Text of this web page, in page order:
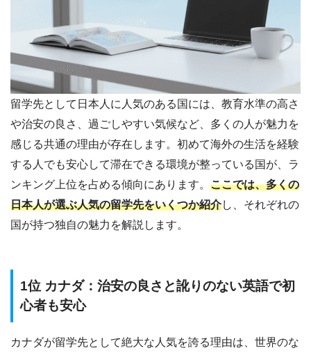
留学先として日本人に人気のある国には、教育水準の高さ
や治安の良さ、過ごしやすい気候など、多くの人が魅力を
感じる共通の理由が存在します。初めて海外の生活を経験
する人でも安心して滞在できる環境が整っている国が、ラ
ンキング上位を占める傾向にあります。 ここでは、多くの
日本人が選ぶ人気の留学先をいくつか紹介し、それぞれの
国が持つ独自の魅力を解説します。
1位 カナダ：治安の良さと訛りのない英語で初
心者も安心
カナダが留学先として絶大な人気を誇る理由は、世界のな